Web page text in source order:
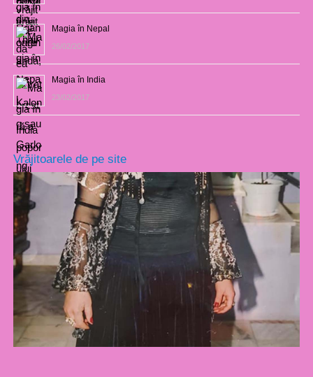
Magia în Nepal
26/02/2017
Magia în India
23/02/2017
Vrăjitoarele de pe site